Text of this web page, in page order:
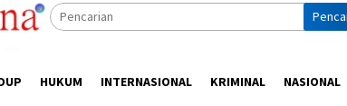
HUKUM INTERNASIONAL KRIMINAL NASIONAL